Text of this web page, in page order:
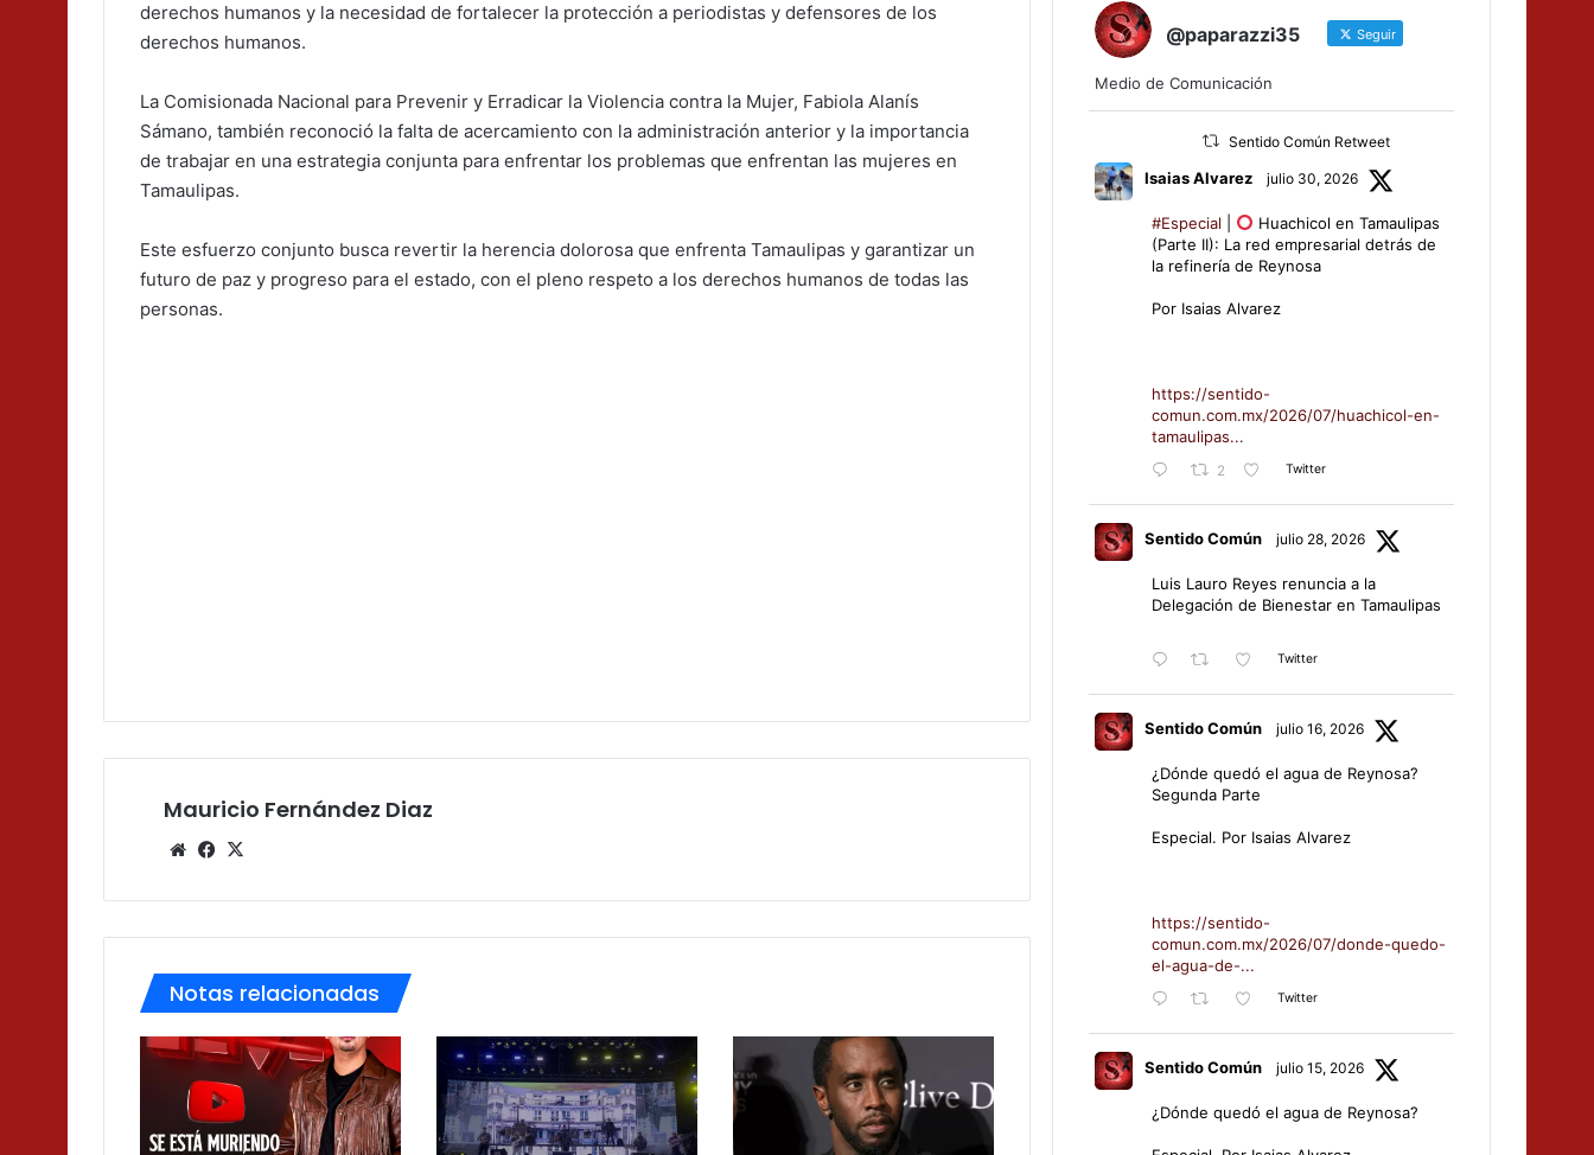
derechos humanos y la necesidad de fortalecer la protección a periodistas y defensores de los
derechos humanos.
La Comisionada Nacional para Prevenir y Erradicar la Violencia contra la Mujer, Fabiola Alanís
Sámano, también reconoció la falta de acercamiento con la administración anterior y la importancia
de trabajar en una estrategia conjunta para enfrentar los problemas que enfrentan las mujeres en
Tamaulipas.
Este esfuerzo conjunto busca revertir la herencia dolorosa que enfrenta Tamaulipas y garantizar un
futuro de paz y progreso para el estado, con el pleno respeto a los derechos humanos de todas las
personas.
Mauricio Fernández Diaz
SitioFacebook
Notas relacionadas
@paparazzi35 Seguir
Medio de Comunicación
Sentido Común Retweet
Isaias Alvarez julio 30, 2026
#Especial
Huachicol en Tamaulipas
(Parte II): La red empresarial detrás de
la refinería de Reynosa
Por Isaias Alvarez
https://sentido-
comun.com.mx/2026/07/huachicol-en-
tamaulipas...
2 Twitter
Sentido Común julio 28, 2026
Luis Lauro Reyes renuncia a la
Delegación de Bienestar en Tamaulipas
Twitter
Sentido Común julio 16, 2026
¿Dónde quedó el agua de Reynosa?
Segunda Parte
Especial. Por Isaias Alvarez
https://sentido-
comun.com.mx/2026/07/donde-quedo-
el-agua-de-...
Twitter
Sentido Común julio 15, 2026
¿Dónde quedó el agua de Reynosa?